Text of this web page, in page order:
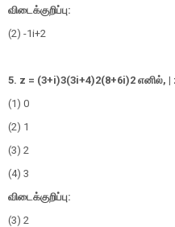
விடைக்குறிப்பு:
(2) -1i+2
5. z = (3+i)3(3i+4)2(8+6i)2 எனில், |
(1) 0
(2) 1
(3) 2
(4) 3
விடைக்குறிப்பு:
(3) 2